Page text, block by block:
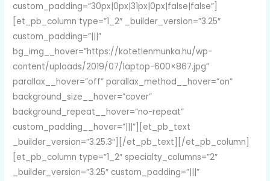
custom_padding=”30px|0px|31px|0px|false|false”]
[et_pb_column type=”1_2″ _builder_version=”3.25″
custom_padding=”|||”
bg_img__hover=”https://kotetlenmunka.hu/wp-
content/uploads/2019/07/laptop-600×867.jpg”
parallax__hover=”off” parallax_method__hover=”on”
background_size__hover=”cover”
background_repeat__hover=”no-repeat”
custom_padding__hover=”|||”][et_pb_text
_builder_version=”3.25.3″][/et_pb_text][/et_pb_column]
[et_pb_column type=”1_2″ specialty_columns=”2″
_builder_version=”3.25″ custom_padding=”|||”